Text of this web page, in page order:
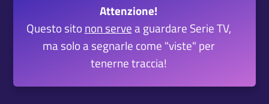
Attenzione!
Questo sito non servea guardare Serie TV,
ma solo a segnarle come "viste" per
tenerne traccia!